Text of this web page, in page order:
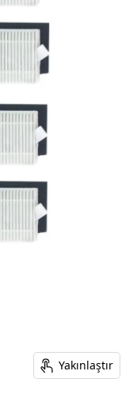
Yakınlaştır